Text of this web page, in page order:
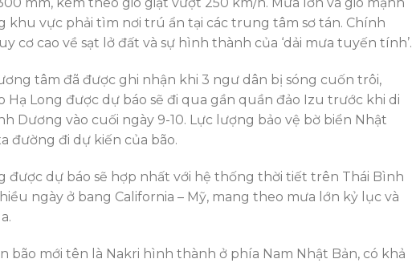
khu vực phải tìm nơi trú ẩn tại các trung tâm sơ tán. Chính
cơ cao về sạt lở đất và sự hình thành của ‘dải mưa tuyến tính’.
tâm đã được ghi nhận khi 3 ngư dân bị sóng cuốn trôi,
Hạ Long được dự báo sẽ đi qua gần quần đảo Izu trước khi di
Dương vào cuối ngày 9-10. Lực lượng bảo vệ bờ biển Nhật
đường đi dự kiến của bão.
được dự báo sẽ hợp nhất với hệ thống thời tiết trên Thái Bình
ngày ở bang California – Mỹ, mang theo mưa lớn kỷ lục và
bão mới tên là Nakri hình thành ở phía Nam Nhật Bản, có khả